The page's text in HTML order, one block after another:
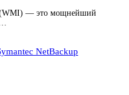
(WMI) — это мощнейший
NetBackup